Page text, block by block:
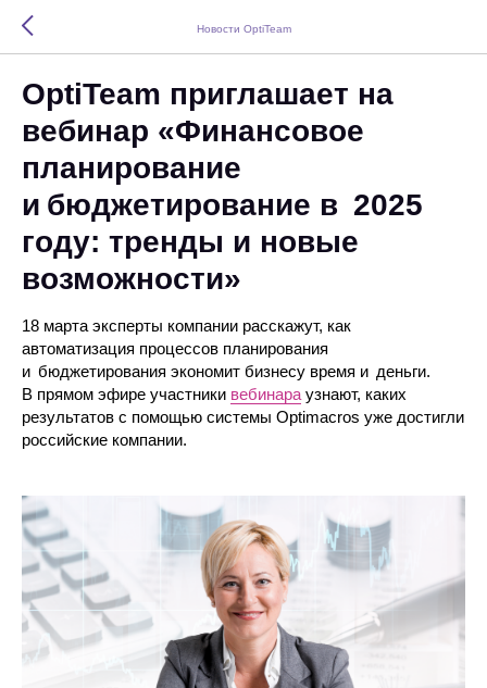
Новости OptiTeam
OptiTeam приглашает на
вебинар «Финансовое
планирование
и бюджетирование в 2025
году: тренды и новые
возможности»
18 марта эксперты компании расскажут, как
автоматизация процессов планирования
и бюджетирования экономит бизнесу время и деньги.
В прямом эфире участники вебинара узнают, каких
результатов с помощью системы Optimacros уже достигли
российские компании.